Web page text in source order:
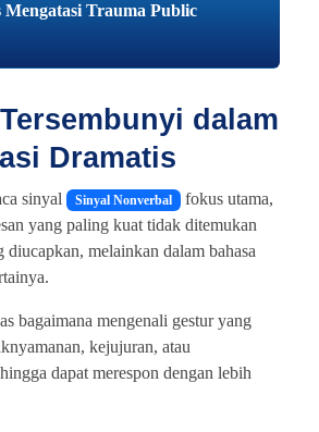
Mengatasi Trauma Public
dalam
Dramatis
sinyal Sinyal Nonverbal fokus utama,
yang paling kuat tidak ditemukan
diucapkan, melainkan dalam bahasa
bagaimana mengenali gestur yang
kejujuran, atau
dapat merespon dengan lebih